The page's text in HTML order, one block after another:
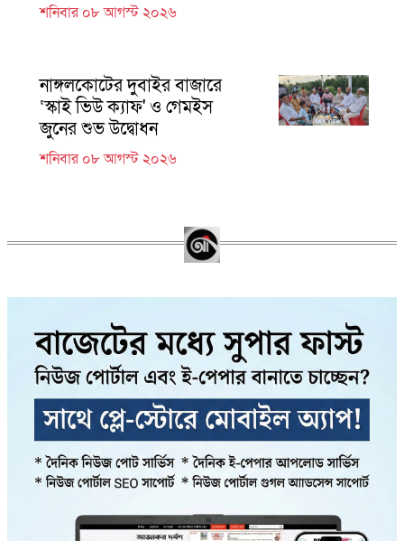
শনিবার ০৮ আগস্ট ২০২৬
নাঙ্গলকোটের দুবাইর বাজারে
‘স্কাই ভিউ ক্যাফ' ও গেমইস
জুনের শুভ উদ্বোধন
শনিবার ০৮ আগস্ট ২০২৬